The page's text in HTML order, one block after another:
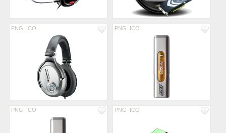
PNG ICO PNG ICO
PNG ICO PNG ICO